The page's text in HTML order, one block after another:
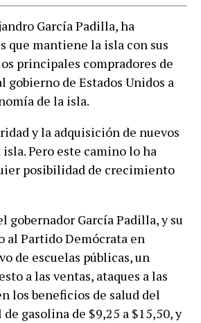
García Padilla, ha
que mantiene la isla con sus
principales compradores de
gobierno de Estados Unidos a
de la isla.
y la adquisición de nuevos
Pero este camino lo ha
posibilidad de crecimiento
gobernador García Padilla, y su
al Partido Demócrata en
de escuelas públicas, un
a las ventas, ataques a las
los beneficios de salud del
gasolina de $9,25 a $15,50, y